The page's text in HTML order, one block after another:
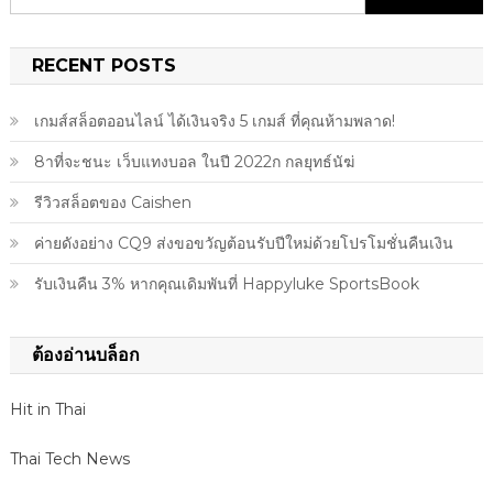
for:
RECENT POSTS
เกมส์สล็อตออนไลน์ ได้เงินจริง 5 เกมส์ ที่คุณห้ามพลาด!
8าที่จะชนะ เว็บแทงบอล ในปี 2022ก กลยุทธ์นัฆ่
รีวิวสล็อตของ Caishen
ค่ายดังอย่าง CQ9 ส่งขอขวัญต้อนรับปีใหม่ด้วยโปรโมชั่นคืนเงิน
รับเงินคืน 3% หากคุณเดิมพันที่ Happyluke SportsBook
ต้องอ่านบล็อก
Hit in Thai
Thai Tech News